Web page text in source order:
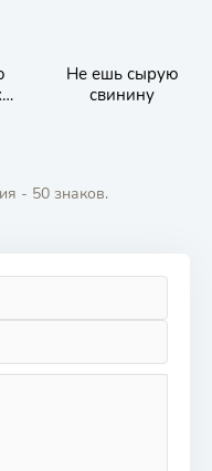
Не ешь сырую
свинину
- 50 знаков.